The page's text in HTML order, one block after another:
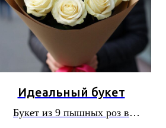
Идеальный букет
Букет из 9 пышных роз в